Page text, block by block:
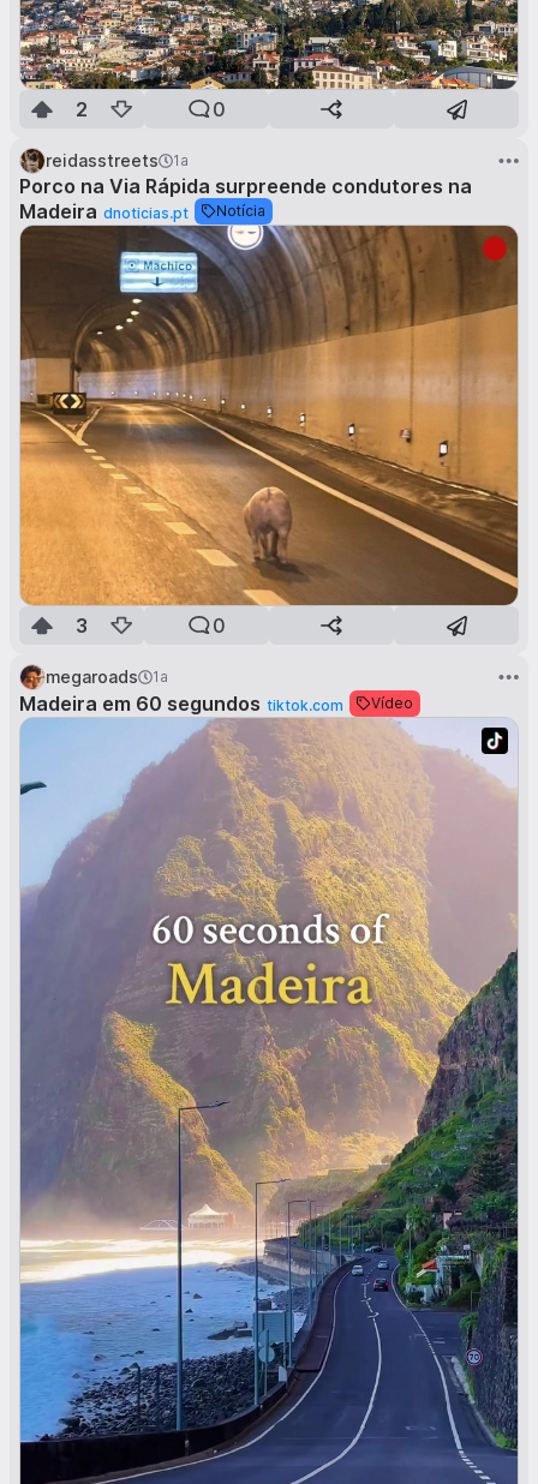
2 0
reidasstreets 1a
Porco na Via Rápida surpreende condutores na
Madeira dnoticias.pt Notícia
3 0
megaroads 1a
Madeira em 60 segundos tiktok.com Vídeo